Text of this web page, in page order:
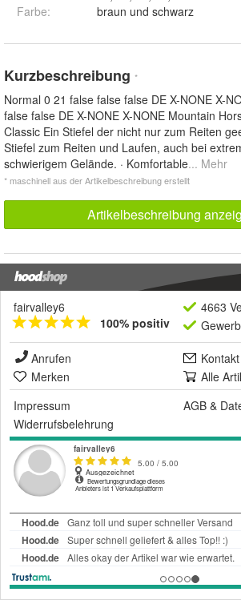
Farbe: braun und schwarz
Kurzbeschreibung *
Normal 0 21 false false false DE X-NONE X-
false false DE X-NONE X-NONE Mountain
Classic Ein Stiefel der nicht nur zum Reiten
Stiefel zum Reiten und Laufen, auch bei
schwierigem Gelände. · Komfortable... Mehr
* maschinell aus der Artikelbeschreibung erstellt
Artikelbeschreibung
fairvalley6
100% positiv
4663
Anrufen
Kontakt
Merken
Alle
Impressum
AGB &
Widerrufsbelehrung